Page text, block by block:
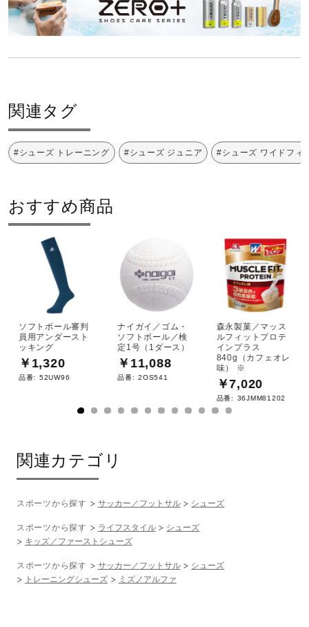
関連タグ
#シューズ トレーニング #シューズ ジュニア #シューズ ワイドフィ
おすすめ商品
ソフトボール審判
員用アンダースト
ッキング
￥1,320
品番: 52UW96
ナイガイ／ゴム・
ソフトボール／検
定1号（1ダース）
￥11,088
品番: 2OS541
森永製菓／マッス
ルフィットプロテ
インプラス
840g（カフェオレ
味） ※
￥7,020
品番: 36JMM81202
関連カテゴリ
スポーツから探す サッカー／フットサル シューズ
スポーツから探す ライフスタイル
シューズ
キッズ／ファーストシューズ
スポーツから探す サッカー／フットサル
シューズ
トレーニングシューズ
ミズノアルファ